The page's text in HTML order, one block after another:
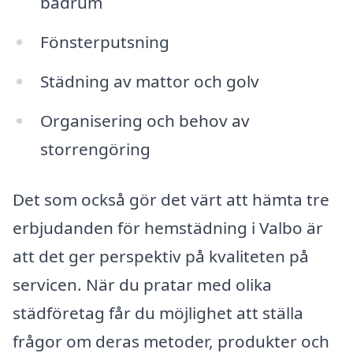
Fönsterputsning
Städning av mattor och golv
Organisering och behov av
storrengöring
Det som också gör det värt att hämta tre
erbjudanden för hemstädning i Valbo är
att det ger perspektiv på kvaliteten på
servicen. När du pratar med olika
städföretag får du möjlighet att ställa
frågor om deras metoder, produkter och